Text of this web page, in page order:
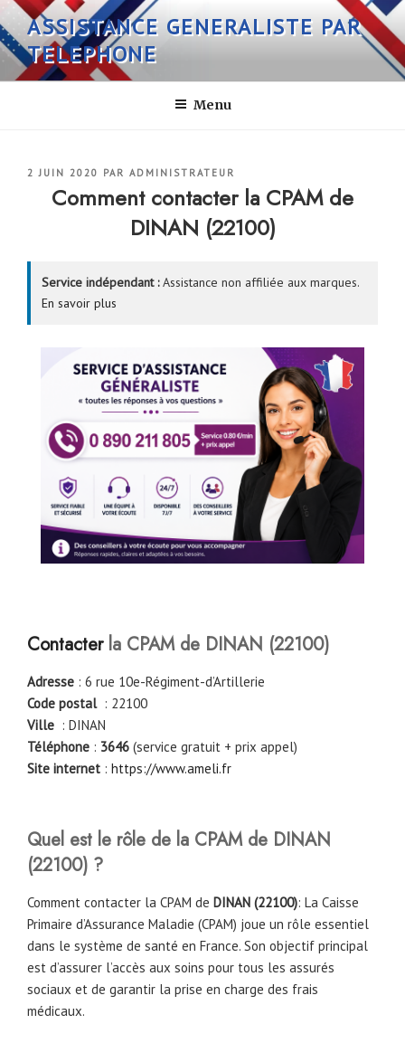
Aller
au
contenu
principal
ASSISTANCE GENERALISTE PAR
TELEPHONE
Menu
PUBLIÉ
2 JUIN 2020 PAR ADMINISTRATEUR
Comment contacter la CPAM de
DINAN (22100)
Service indépendant :Assistance non affiliée aux marques.
En savoir plus
Contacterla CPAM de DINAN (22100)
Adresse : 6 rue 10e-Régiment-d’Artillerie
Code postal: 22100
Ville : DINAN
Téléphone : 3646 (service gratuit + prix appel)
Site internet : https://www.ameli.fr
Quel est le rôle de la CPAM de DINAN
(22100) ?
Comment contacter la CPAM de DINAN (22100): La Caisse
Primaire d’Assurance Maladie (CPAM) joue un rôle essentiel
dans le système de santé en France. Son objectif principal
est d’assurer l’accès aux soins pour tous les assurés
sociaux et de garantir la prise en charge des frais
médicaux.